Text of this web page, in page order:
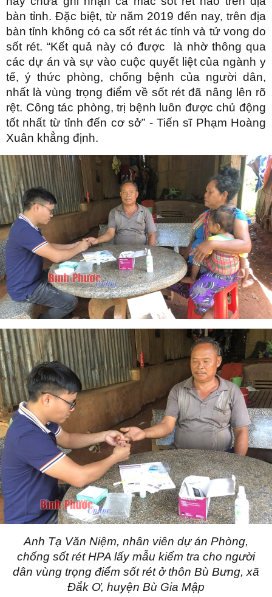
bàn tỉnh. Đặc biệt, từ năm 2019 đến nay, trên địa
bàn tỉnh không có ca sốt rét ác tính và tử vong do
sốt rét. “Kết quả này có được là nhờ thông qua
các dự án và sự vào cuộc quyết liệt của ngành y
tế, ý thức phòng, chống bệnh của người dân,
nhất là vùng trọng điểm về sốt rét đã nâng lên rõ
rệt. Công tác phòng, trị bệnh luôn được chủ động
tốt nhất từ tỉnh đến cơ sở” - Tiến sĩ Phạm Hoàng
Xuân khẳng định.
Anh Tạ Văn Niệm, nhân viên dự án Phòng,
chống sốt rét HPA lấy mẫu kiểm tra cho người
dân vùng trọng điểm sốt rét ở thôn Bù Bưng, xã
Đắk Ơ, huyện Bù Gia Mập